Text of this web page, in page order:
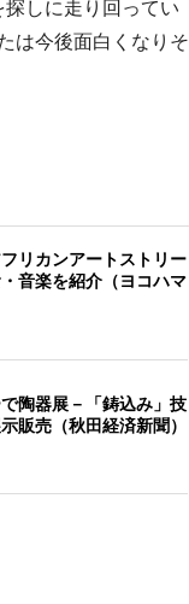
しに走り回ってい
は今後面白くなりそ
リカンアートストリー
音楽を紹介（ヨコハマ
陶器展－「鋳込み」技
販売（秋田経済新聞）